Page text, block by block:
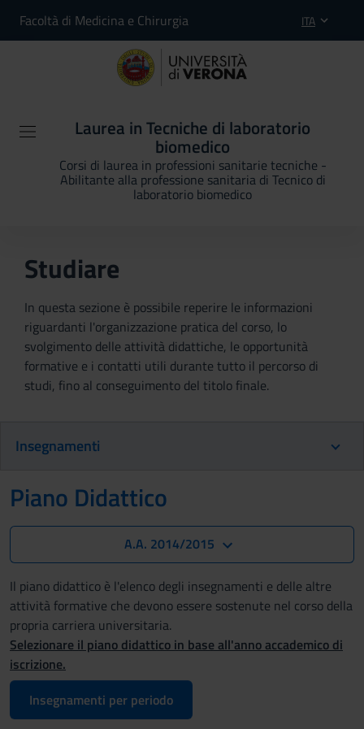
Facoltà di Medicina e Chirurgia ITA
Laurea in Tecniche di laboratorio
biomedico
Corsi di laurea in professioni sanitarie tecniche -
Abilitante alla professione sanitaria di Tecnico di
laboratorio biomedico
Studiare
In questa sezione è possibile reperire le informazioni
riguardanti l'organizzazione pratica del corso, lo
svolgimento delle attività didattiche, le opportunità
formative e i contatti utili durante tutto il percorso di
studi, fino al conseguimento del titolo finale.
Insegnamenti
Piano Didattico
A.A. 2014/2015
Il piano didattico è l'elenco degli insegnamenti e delle altre
attività formative che devono essere sostenute nel corso della
propria carriera universitaria.
Selezionare il piano didattico in base all'anno accademico di
iscrizione.
Insegnamenti per periodo